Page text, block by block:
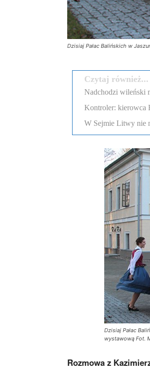
Dzisiaj Pałac Balińskich w
Czytaj również...
Nadchodzi wileński
Kontroler: kierowca
W Sejmie Litwy nie
Dzisiaj Pałac
wystawową Fot.
Rozmowa z